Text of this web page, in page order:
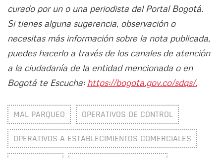
curado por un o una periodista del Portal Bogotá.
Si tienes alguna sugerencia, observación o
necesitas más información sobre la nota publicada,
puedes hacerlo a través de los canales de atención
a la ciudadanía de la entidad mencionada o en
Bogotá te Escucha: https://bogota.gov.co/sdqs/.
MAL PARQUEO OPERATIVOS DE CONTROL
OPERATIVOS A ESTABLECIMIENTOS COMERCIALES